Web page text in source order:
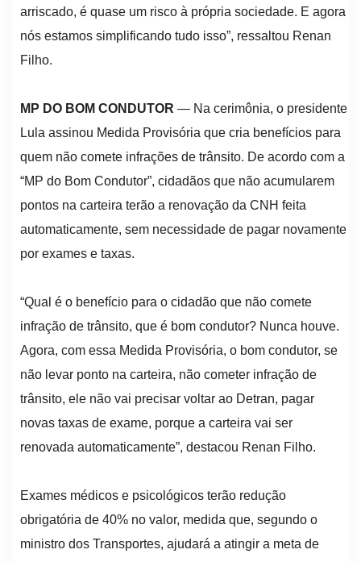
arriscado, é quase um risco à própria sociedade. E agora
nós estamos simplificando tudo isso”, ressaltou Renan
Filho.
MP DO BOM CONDUTOR — Na cerimônia, o presidente
Lula assinou Medida Provisória que cria benefícios para
quem não comete infrações de trânsito. De acordo com a
“MP do Bom Condutor”, cidadãos que não acumularem
pontos na carteira terão a renovação da CNH feita
automaticamente, sem necessidade de pagar novamente
por exames e taxas.
“Qual é o benefício para o cidadão que não comete
infração de trânsito, que é bom condutor? Nunca houve.
Agora, com essa Medida Provisória, o bom condutor, se
não levar ponto na carteira, não cometer infração de
trânsito, ele não vai precisar voltar ao Detran, pagar
novas taxas de exame, porque a carteira vai ser
renovada automaticamente”, destacou Renan Filho.
Exames médicos e psicológicos terão redução
obrigatória de 40% no valor, medida que, segundo o
ministro dos Transportes, ajudará a atingir a meta de